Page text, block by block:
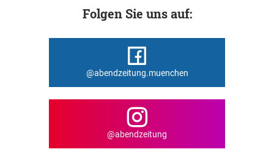
Folgen Sie uns auf:
@abendzeitung.muenchen
@abendzeitung